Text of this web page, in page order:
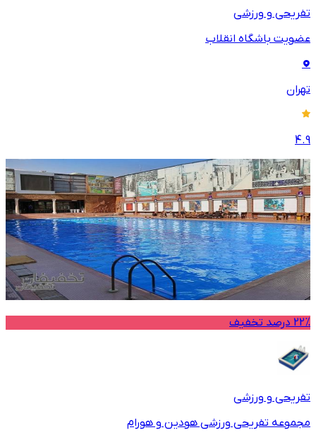
تفریحی و ورزشی
عضویت باشگاه انقلاب
تهران
4.9
22% درصد تخفیف
تفریحی و ورزشی
مجموعه تفریحی ورزشی هودین و هورام